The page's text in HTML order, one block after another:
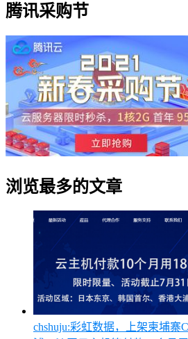
腾讯采购节
浏览最多的文章
chshuju:彩虹数据，上架柬埔寨